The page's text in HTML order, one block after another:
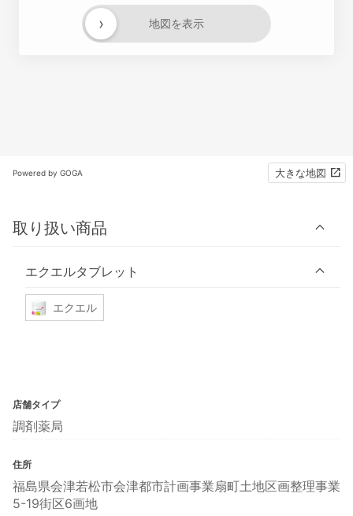
地図を表示
›
Powered by GOGA 大きな地図
取り扱い商品
エクエルタブレット
エクエル
店舗タイプ
調剤薬局
住所
福島県会津若松市会津都市計画事業扇町土地区画整理事業
5-19街区6画地